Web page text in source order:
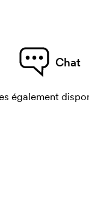
Chat
également